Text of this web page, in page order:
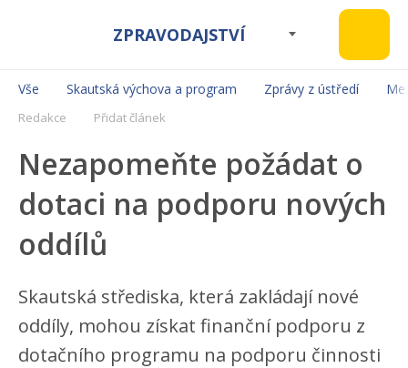
ZPRAVODAJSTVÍ
Vše Skautská výchova a program Zprávy z ústředí
Redakce Přidat článek
Nezapomeňte požádat o
dotaci na podporu nových
oddílů
Skautská střediska, která zakládají nové
oddíly, mohou získat finanční podporu z
dotačního programu na podporu činnosti